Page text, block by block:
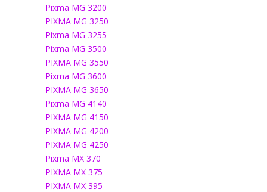
Pixma MG 3200
PIXMA MG 3250
Pixma MG 3255
Pixma MG 3500
PIXMA MG 3550
Pixma MG 3600
PIXMA MG 3650
Pixma MG 4140
PIXMA MG 4150
PIXMA MG 4200
PIXMA MG 4250
Pixma MX 370
PIXMA MX 375
PIXMA MX 395